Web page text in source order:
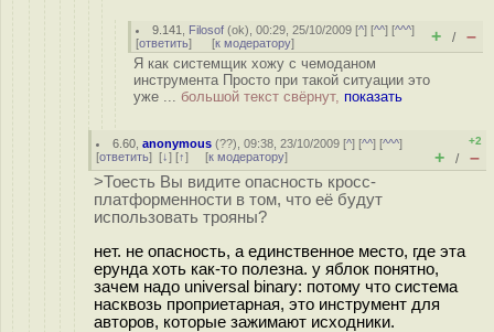
9.141 Filosof (ok), 00:29, 25/10/2009 [^] [^^] [^^^]
[ответить] [к модератору] + / –
Я как системщик хожу с чемоданом
инструмента Просто при такой ситуации это
уже ... большой текст свёрнут, показать
6.60 ,anonymous (??), 09:38, 23/10/2009 [^] [^^] [^^^]
[ответить] [↓] [↑] [к модератору]
+2
+ / –
>Тоесть Вы видите опасность кросс-
платформенности в том, что её будут
использовать трояны?
нет. не опасность, а единственное место, где эта
ерунда хоть как-то полезна. у яблок понятно,
зачем надо universal binary: потому что система
насквозь проприетарная, это инструмент для
авторов, которые зажимают исходники.